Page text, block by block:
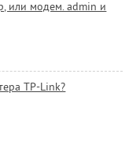
или модем. admin и
TP-Link?